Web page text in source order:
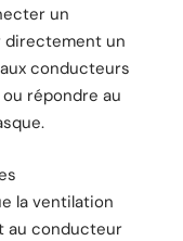
un
directement un
conducteurs
répondre au
la ventilation
au conducteur